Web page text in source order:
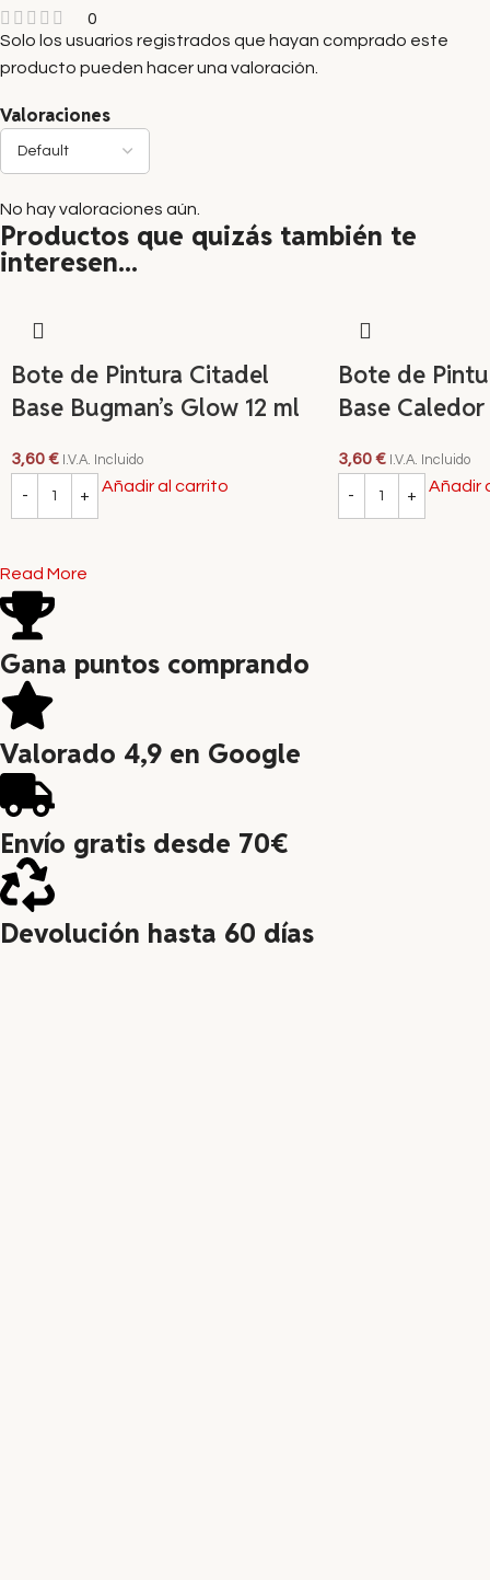
0
Valoraciones
No hay valoraciones aún.
Solo los usuarios registrados que hayan comprado este
producto pueden hacer una valoración.
Productos que quizás también te
interesen...
Bote de Pintura Citadel
Base Bugman’s Glow 12 ml
3,60€ I.V.A. Incluido
Añadir al carrito
Bote de
Base Caledor
3,60€ I.V.A. Incluido
Añadir
Read More
Gana puntos comprando
Valorado 4,9 en Google
Envío gratis desde 70€
Devolución hasta 60 días